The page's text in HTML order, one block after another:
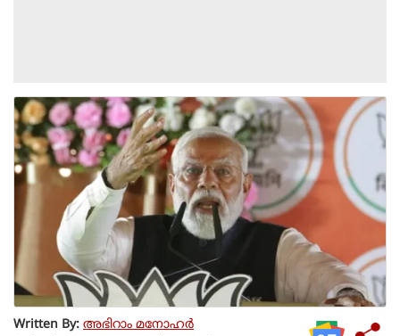
Written By: അഭിറാം മനോഹർ